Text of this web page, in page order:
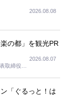
2026.08.08
の都」を観光PR
取締役社
2026.08.07
「ぐるっと！は